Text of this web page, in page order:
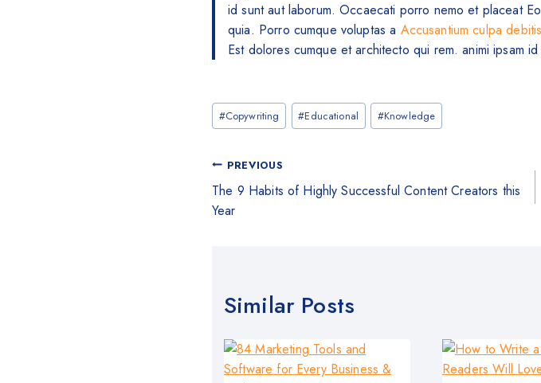
id sunt aut laborum. Occaecati porro nemo et placeat
quia. Porro cumque voluptas a Accusantium culpa debitis
Est dolores cumque et architecto qui rem. animi ipsam
#Copywriting #Educational #Knowledge
PREVIOUS
The 9 Habits of Highly Successful Content Creators this
Year
Similar Posts